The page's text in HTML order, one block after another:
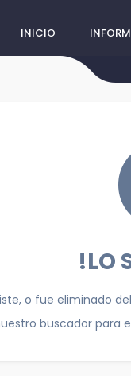
INICIO
!LO
o fue eliminado del
buscador